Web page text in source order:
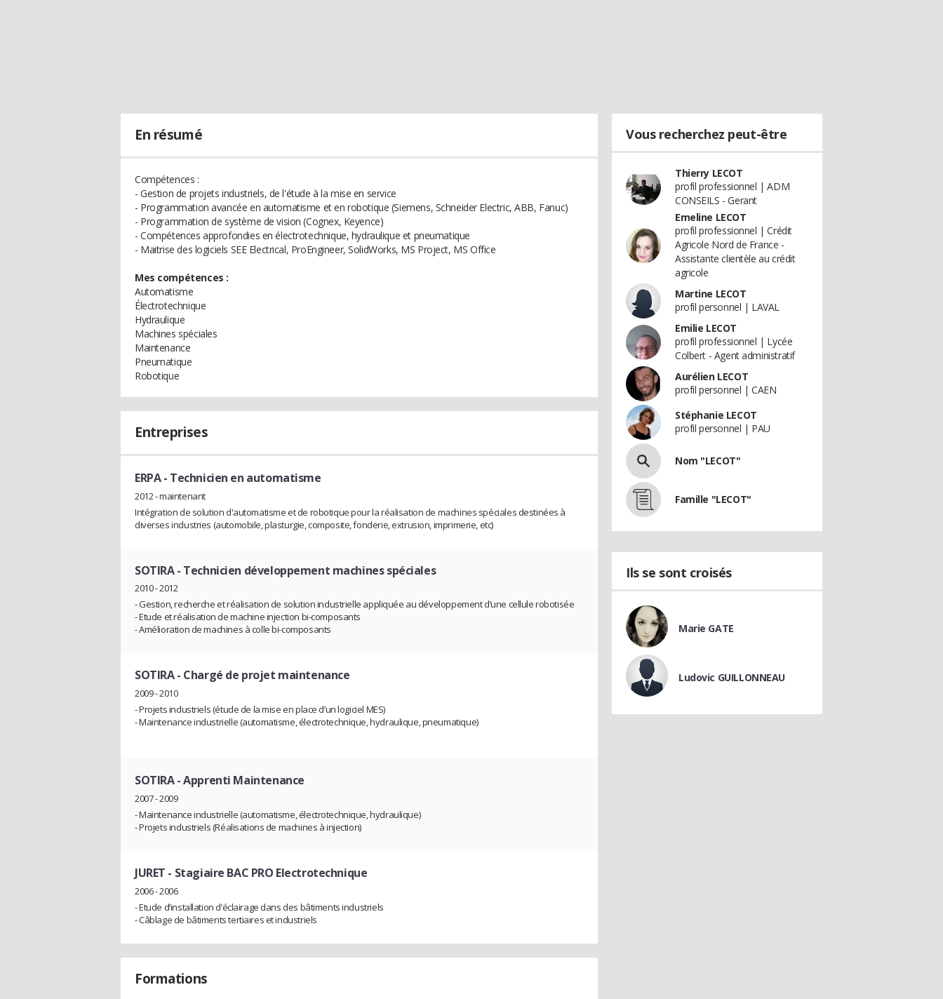
En résumé
Compétences :
- Gestion de projets industriels, de l'étude à la mise en service
- Programmation avancée en automatisme et en robotique (Siemens, Schneider Electric, ABB, Fanuc)
- Programmation de système de vision (Cognex, Keyence)
- Compétences approfondies en électrotechnique, hydraulique et pneumatique
- Maitrise des logiciels SEE Electrical, ProEngineer, SolidWorks, MS Project, MS Office
Mes compétences :
Automatisme
Électrotechnique
Hydraulique
Machines spéciales
Maintenance
Pneumatique
Robotique
Entreprises
ERPA- Technicien en automatisme
2012 - maintenant
Intégration de solution d'automatisme et de robotique pour la réalisation de machines spéciales destinées à
diverses industries (automobile, plasturgie, composite, fonderie, extrusion, imprimerie, etc)
SOTIRA- Technicien développement machines spéciales
2010 - 2012
- Gestion, recherche et réalisation de solution industrielle appliquée au développement d’une cellule robotisée
- Etude et réalisation de machine injection bi-composants
- Amélioration de machines à colle bi-composants
SOTIRA- Chargé de projet maintenance
2009 - 2010
- Projets industriels (étude de la mise en place d’un logiciel MES)
- Maintenance industrielle (automatisme, électrotechnique, hydraulique, pneumatique)
SOTIRA- Apprenti Maintenance
2007 - 2009
- Maintenance industrielle (automatisme, électrotechnique, hydraulique)
- Projets industriels (Réalisations de machines à injection)
JURET - Stagiaire BAC PRO Electrotechnique
2006 - 2006
- Etude d’installation d’éclairage dans des bâtiments industriels
- Câblage de bâtiments tertiaires et industriels
Formations
Vous recherchez peut-être
Thierry LECOT
profil professionnel | ADM
CONSEILS - Gerant
Emeline LECOT
profil professionnel | Crédit
Agricole Nord de France -
Assistante clientèle au crédit
agricole
Martine LECOT
profil personnel | LAVAL
Emilie LECOT
profil professionnel | Lycée
Colbert - Agent administratif
Aurélien LECOT
profil personnel | CAEN
Stéphanie LECOT
profil personnel | PAU
Nom "LECOT"
Famille "LECOT"
Ils se sont croisés
Marie GATE
Ludovic GUILLONNEAU